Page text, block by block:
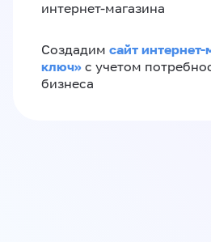
интернет-магазина
Создадим сайт
ключ» с учетом
бизнеса